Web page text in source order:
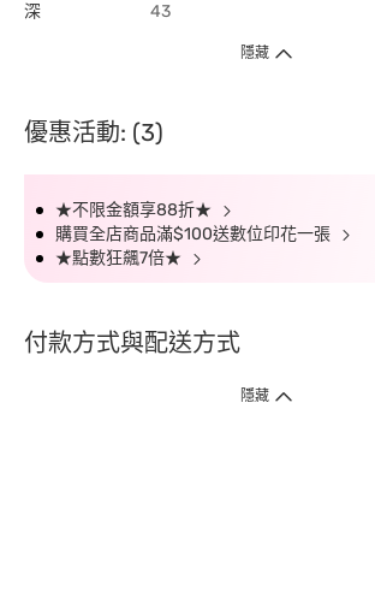
深 43
隱藏
優惠活動: (3)
★不限金額享88折★
購買全店商品滿$100送數位印花一張
★點數狂飆7倍★
付款方式與配送方式
隱藏